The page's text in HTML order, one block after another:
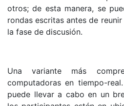
otros; de esta manera, se
rondas escritas antes de
la fase de discusión.
Una variante más
computadoras en tiempo-
puede llevar a cabo en un